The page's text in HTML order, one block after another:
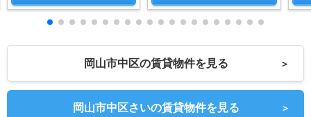
岡山市中区の賃貸物件を見る ＞
岡山市中区さいの賃貸物件を見る ＞